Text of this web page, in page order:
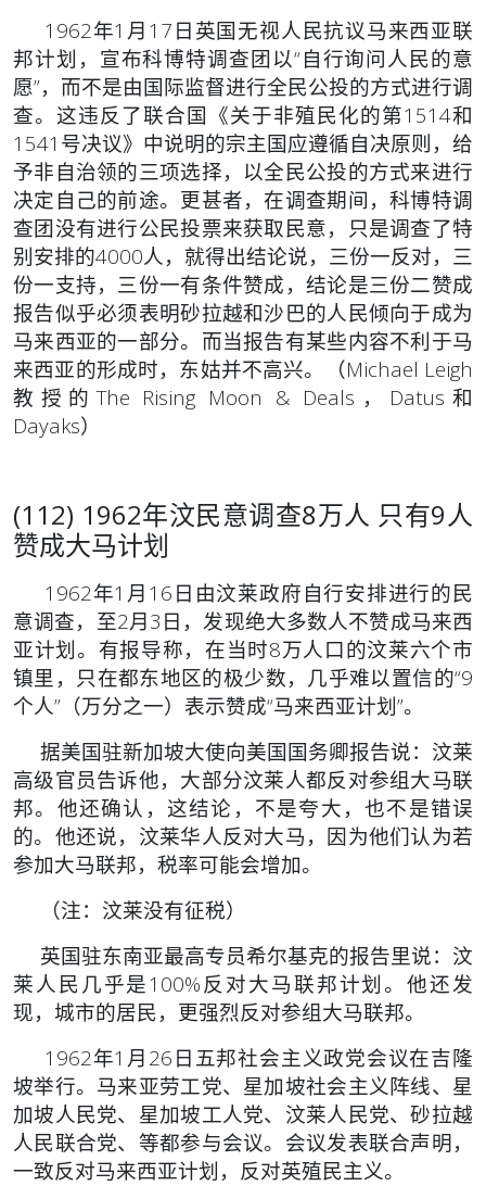
1962年1月17日英国无视人民抗议马来西亚联
邦计划，宣布科博特调查团以“自行询问人民的意
愿”，而不是由国际监督进行全民公投的方式进行调
查。这违反了联合国《关于非殖民化的第1514和
1541号决议》中说明的宗主国应遵循自决原则，给
予非自治领的三项选择，以全民公投的方式来进行
决定自己的前途。更甚者，在调查期间，科博特调
查团没有进行公民投票来获取民意，只是调查了特
别安排的4000人，就得出结论说，三份一反对，三
份一支持，三份一有条件赞成，结论是三份二赞成
报告似乎必须表明砂拉越和沙巴的人民倾向于成为
马来西亚的一部分。而当报告有某些内容不利于马
来西亚的形成时，东姑并不高兴。（Michael Leigh
教授的The Rising Moon & Deals，Datus和
Dayaks）
(112) 1962年汶民意调查8万人 只有9人
赞成大马计划
1962年1月16日由汶莱政府自行安排进行的民
意调查，至2月3日，发现绝大多数人不赞成马来西
亚计划。有报导称，在当时8万人口的汶莱六个市
镇里，只在都东地区的极少数，几乎难以置信的“9
个人”（万分之一）表示赞成“马来西亚计划”。
据美国驻新加坡大使向美国国务卿报告说：汶莱
高级官员告诉他，大部分汶莱人都反对参组大马联
邦。他还确认，这结论，不是夸大，也不是错误
的。他还说，汶莱华人反对大马，因为他们认为若
参加大马联邦，税率可能会增加。
（注：汶莱没有征税）
英国驻东南亚最高专员希尔基克的报告里说：汶
莱人民几乎是100%反对大马联邦计划。他还发
现，城市的居民，更强烈反对参组大马联邦。
1962年1月26日五邦社会主义政党会议在吉隆
坡举行。马来亚劳工党、星加坡社会主义阵线、星
加坡人民党、星加坡工人党、汶莱人民党、砂拉越
人民联合党、等都参与会议。会议发表联合声明，
一致反对马来西亚计划，反对英殖民主义。